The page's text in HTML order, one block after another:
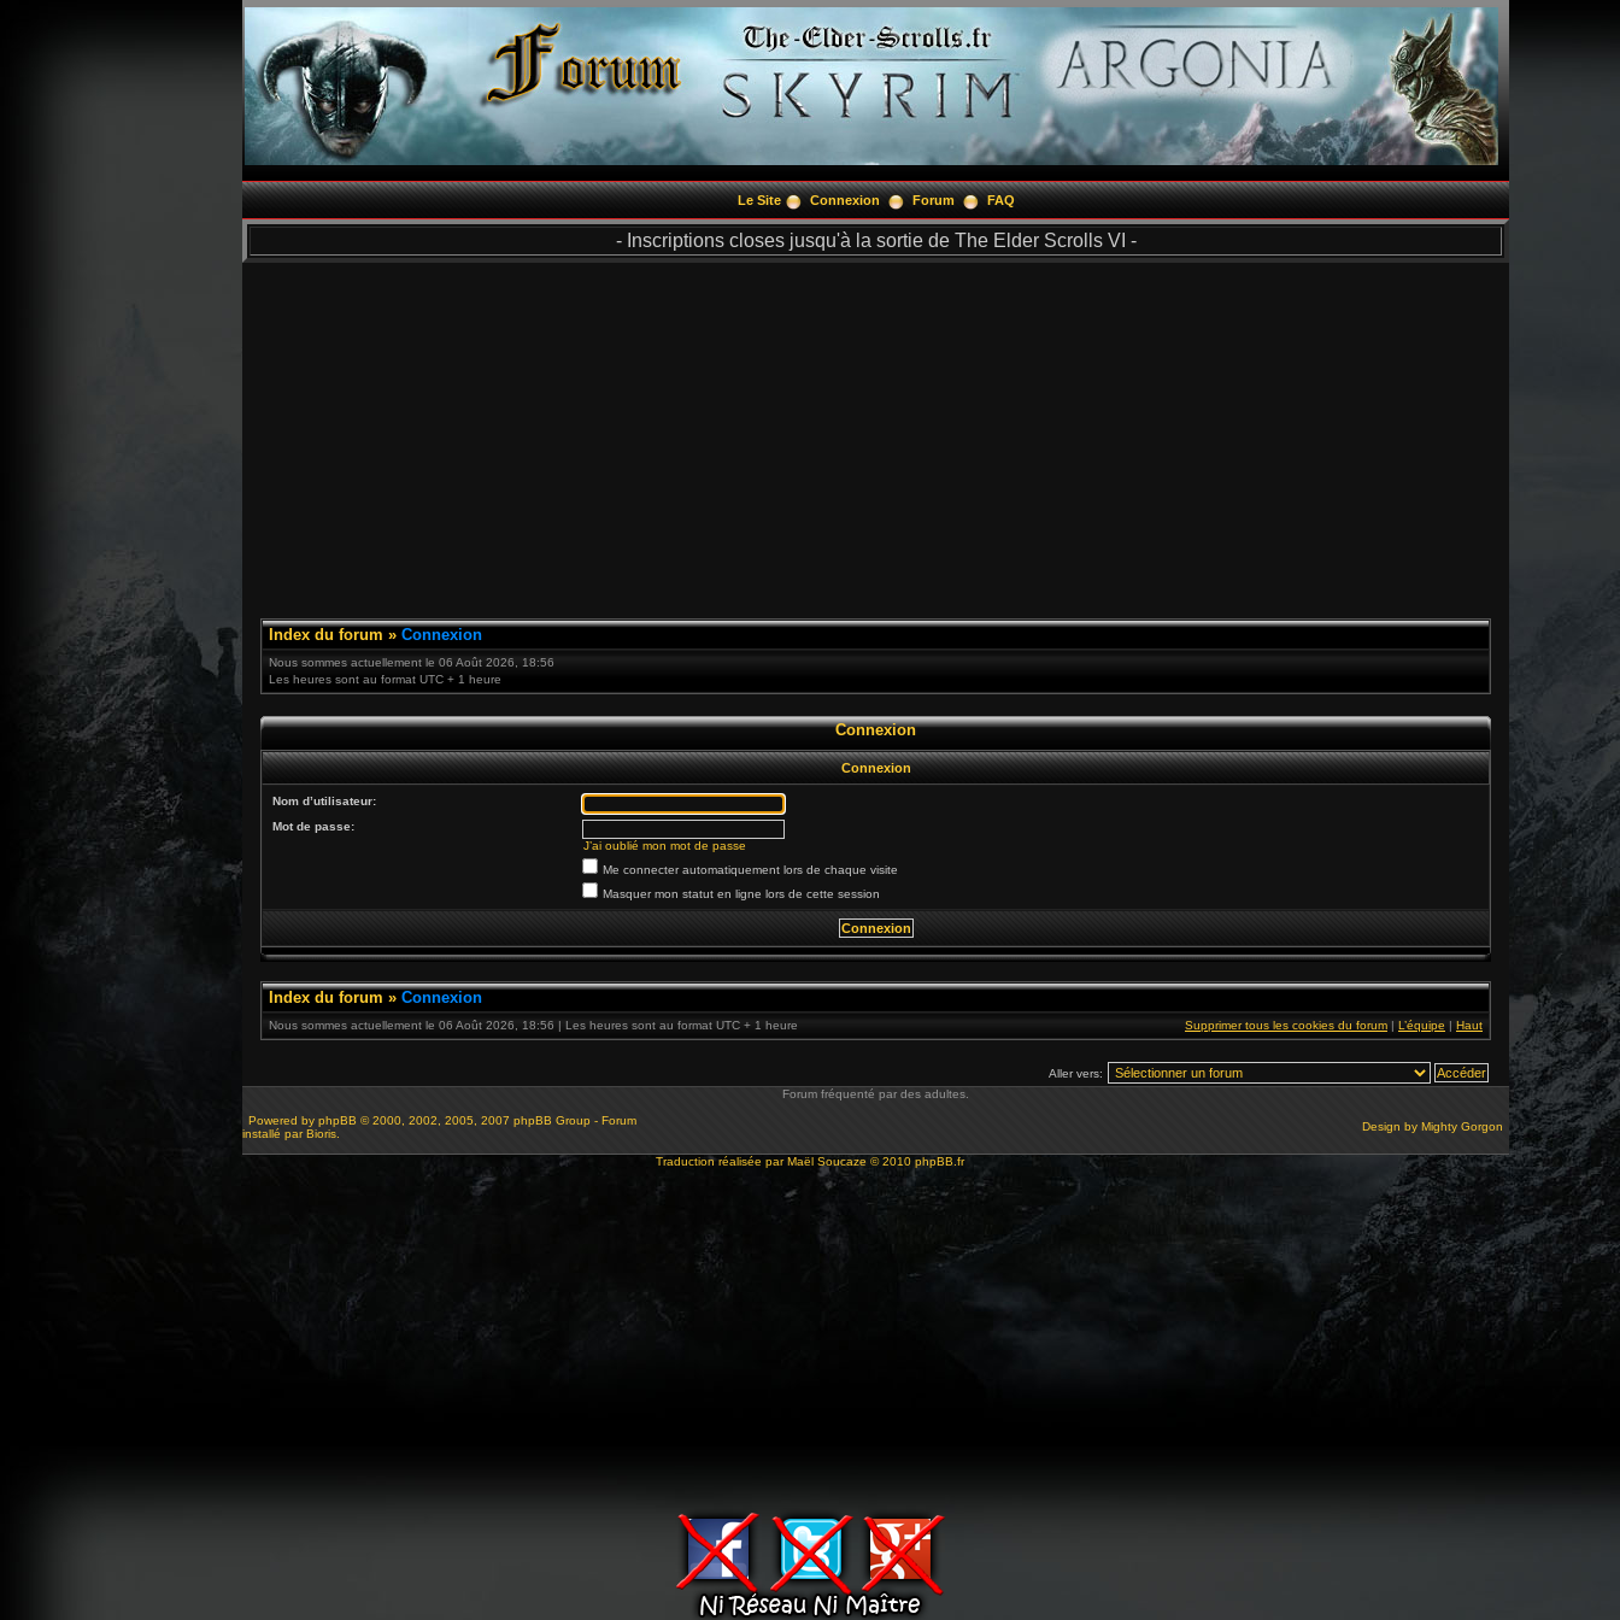
Le Site Connexion Forum FAQ
- Inscriptions closes jusqu'à la sortie de The Elder Scrolls VI -
Index du forum » Connexion
Nous sommes actuellement le 06 Août 2026, 18:56
Les heures sont au format UTC + 1 heure
Connexion
Connexion
Nom d’utilisateur:
Mot de passe:
J’ai oublié mon mot de passe
Me connecter automatiquement lors de chaque visite
Masquer mon statut en ligne lors de cette session
Index du forum » Connexion
Nous sommes actuellement le 06 Août 2026, 18:56 | Les heures sont au format UTC + 1 heure Supprimer tous les cookies du forum | L’équipe | Haut
Aller vers:
Forum fréquenté par des adultes.
Powered by phpBB © 2000, 2002, 2005, 2007 phpBB Group - Forum
installé par Bioris.
Design by Mighty Gorgon
Traduction réalisée parMaël Soucaze © 2010 phpBB.fr